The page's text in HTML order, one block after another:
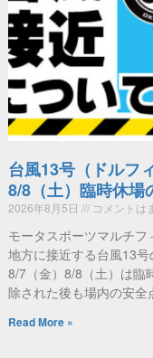
台風13号（ドルフ
8/8（土）臨時休場
2026年8月5日 コメントは
モータスポーツマルチ
地方に接近する台風13
8/7（金）8/8（土）は臨
除された後も場内の安全
Read More »